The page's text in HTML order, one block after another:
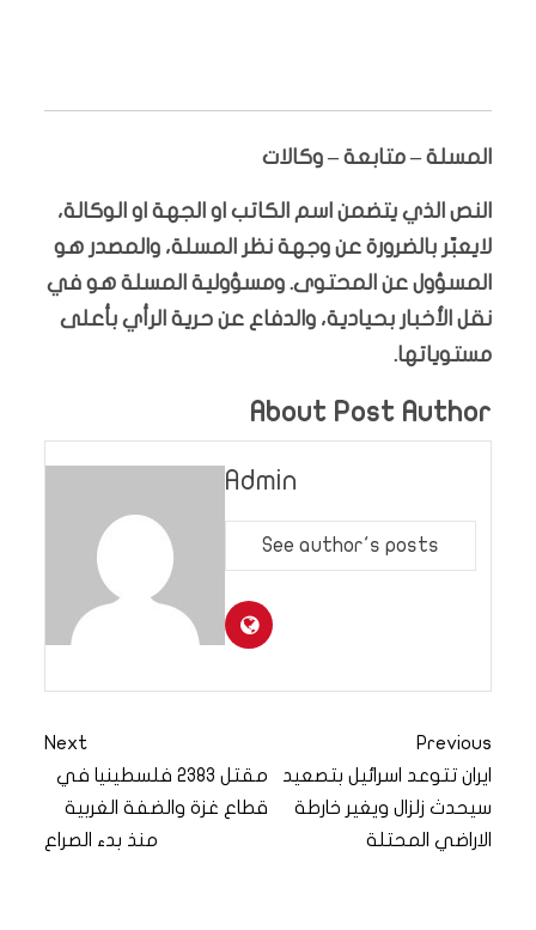
المسلة – متابعة – وكالات
النص الذي يتضمن اسم الكاتب او الجهة او الوكالة،
لايعبّر بالضرورة عن وجهة نظر المسلة، والمصدر هو
المسؤول عن المحتوى. ومسؤولية المسلة هو في
نقل الأخبار بحيادية، والدفاع عن حرية الرأي بأعلى
مستوياتها.
About Post Author
Admin
See author's posts
Previous
ايران تتوعد اسرائيل بتصعيد
سيحدث زلزال ويغير خارطة
الاراضي المحتلة
Next
مقتل 2383 فلسطينيا في
قطاع غزة والضفة الغربية
منذ بدء الصراع